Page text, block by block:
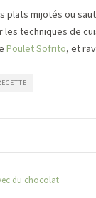
plats mijotés ou
techniques de
Poulet Sofrito, et
du chocolat